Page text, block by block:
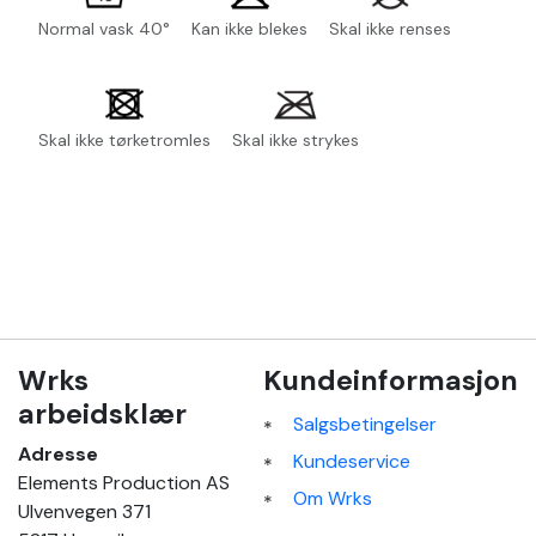
Normal vask 40° Kan ikke blekes Skal ikke renses
Skal ikke tørketromles Skal ikke strykes
Wrks
arbeidsklær
Adresse
Elements Production AS
Ulvenvegen 371
Kundeinformasjon
Salgsbetingelser
Kundeservice
Om Wrks